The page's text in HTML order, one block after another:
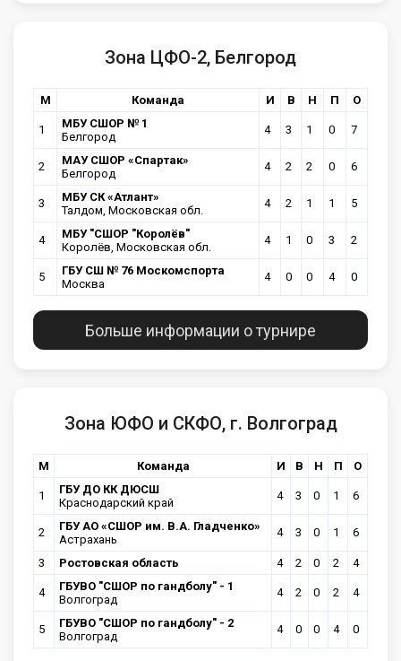
Зона ЦФО-2, Белгород
М Команда И В Н П О
1
МБУ СШОР № 1
Белгород
4 3 1 0 7
2
МАУ СШОР «Спартак»
Белгород
4 2 2 0 6
3
МБУ СК «Атлант»
Талдом, Московская обл.
4 2 1 1 5
4
МБУ "СШОР "Королёв"
Королёв, Московская обл.
4 1 0 3 2
5
ГБУ СШ № 76 Москомспорта
Москва
4 0 0 4 0
Больше информации о турнире
Зона ЮФО и СКФО, г. Волгоград
М Команда И В Н П О
1
ГБУ ДО КК ДЮСШ
Краснодарский край
4 3 0 1 6
2
ГБУ АО «СШОР им. В.А. Гладченко»
Астрахань
4 3 0 1 6
3 Ростовская область 4 2 0 2 4
4
ГБУВО "СШОР по гандболу" - 1
Волгоград
4 2 0 2 4
5
ГБУВО "СШОР по гандболу" - 2
Волгоград
4 0 0 4 0